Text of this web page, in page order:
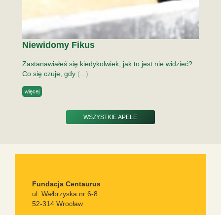
Niewidomy Fikus
Zastanawiałeś się kiedykolwiek, jak to jest nie widzieć?
Co się czuje, gdy (...)
więcej
WSZYSTKIE APELE
Fundacja Centaurus
ul. Wałbrzyska nr 6-8
52-314 Wrocław